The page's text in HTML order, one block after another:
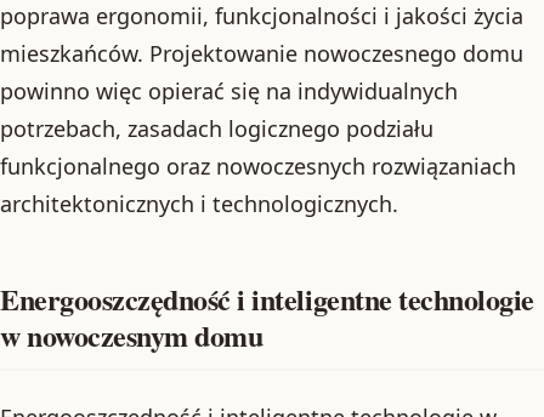
poprawa ergonomii, funkcjonalności i jakości życia
mieszkańców. Projektowanie nowoczesnego domu
powinno więc opierać się na indywidualnych
potrzebach, zasadach logicznego podziału
funkcjonalnego oraz nowoczesnych rozwiązaniach
architektonicznych i technologicznych.
Energooszczędność i inteligentne technologie
w nowoczesnym domu